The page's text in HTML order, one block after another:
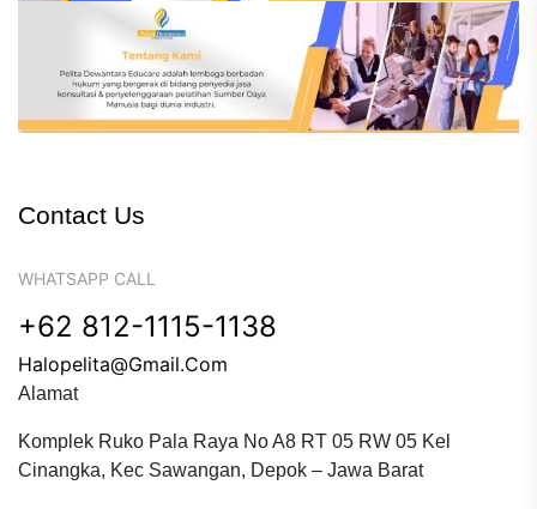
Contact Us
WHATSAPP CALL
+62 812-1115-1138
Halopelita@gmail.com
Alamat
Komplek Ruko Pala Raya No A8 RT 05 RW 05 Kel
Cinangka, Kec Sawangan, Depok – Jawa Barat